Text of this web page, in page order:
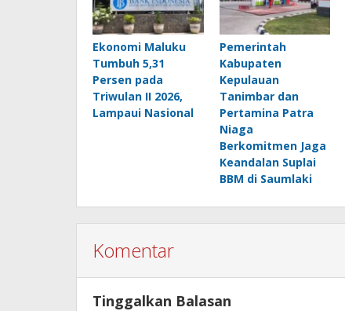
Ekonomi Maluku
Tumbuh 5,31
Persen pada
Triwulan II 2026,
Lampaui Nasional
Pemerintah
Kabupaten
Kepulauan
Tanimbar dan
Pertamina Patra
Niaga
Berkomitmen Jaga
Keandalan Suplai
BBM di Saumlaki
Komentar
Tinggalkan Balasan